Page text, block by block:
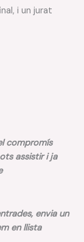
i un jurat
compromís
assistir i ja
envia un
en llista